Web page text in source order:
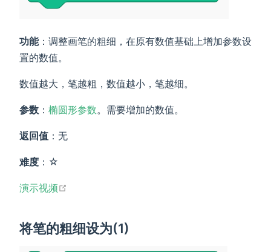
功能：调整画笔的粗细，在原有数值基础上增加参数设
置的数值。
数值越大，笔越粗，数值越小，笔越细。
参数 ： 椭圆形参数。需要增加的数值。
返回值 ：无
难度 ：☆
演示视频
将笔的粗细设为(1)